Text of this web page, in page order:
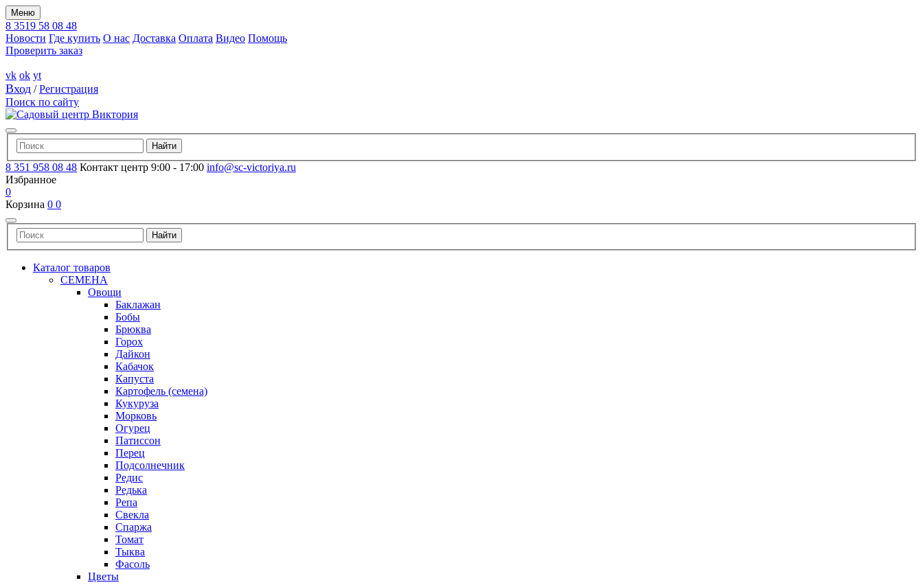
Меню
8 3519 58 08 48
Новости Где купить О нас Доставка Оплата Видео Помощь
Проверить заказ
vk ok yt
Вход /Регистрация
Поиск по сайту
8 351 958 08 48 Контакт центр 9:00 - 17:00 info@sc-victoriya.ru
Избранное
0
Корзина 0 0
Каталог товаров
СЕМЕНА
Овощи
Баклажан
Бобы
Брюква
Горох
Дайкон
Кабачок
Капуста
Картофель (семена)
Кукуруза
Морковь
Огурец
Патиссон
Перец
Подсолнечник
Редис
Редька
Репа
Свекла
Спаржа
Томат
Тыква
Фасоль
Цветы